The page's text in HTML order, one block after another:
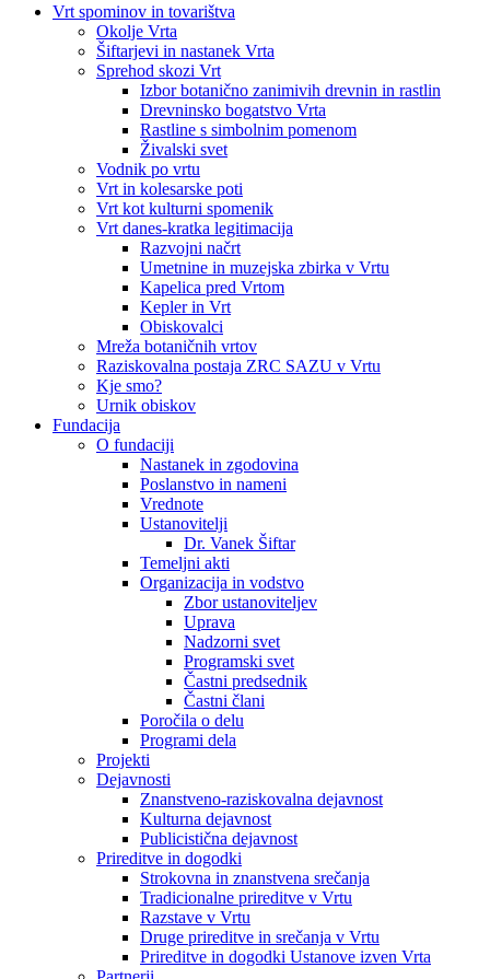
Vrt spominov in tovarištva
Okolje Vrta
Šiftarjevi in nastanek Vrta
Sprehod skozi Vrt
Izbor botanično zanimivih drevnin in rastlin
Drevninsko bogatstvo Vrta
Rastline s simbolnim pomenom
Živalski svet
Vodnik po vrtu
Vrt in kolesarske poti
Vrt kot kulturni spomenik
Vrt danes-kratka legitimacija
Razvojni načrt
Umetnine in muzejska zbirka v Vrtu
Kapelica pred Vrtom
Kepler in Vrt
Obiskovalci
Mreža botaničnih vrtov
Raziskovalna postaja ZRC SAZU v Vrtu
Kje smo?
Urnik obiskov
Fundacija
O fundaciji
Nastanek in zgodovina
Poslanstvo in nameni
Vrednote
Ustanovitelji
Dr. Vanek Šiftar
Temeljni akti
Organizacija in vodstvo
Zbor ustanoviteljev
Uprava
Nadzorni svet
Programski svet
Častni predsednik
Častni člani
Poročila o delu
Programi dela
Projekti
Dejavnosti
Znanstveno-raziskovalna dejavnost
Kulturna dejavnost
Publicistična dejavnost
Prireditve in dogodki
Strokovna in znanstvena srečanja
Tradicionalne prireditve v Vrtu
Razstave v Vrtu
Druge prireditve in srečanja v Vrtu
Prireditve in dogodki Ustanove izven Vrta